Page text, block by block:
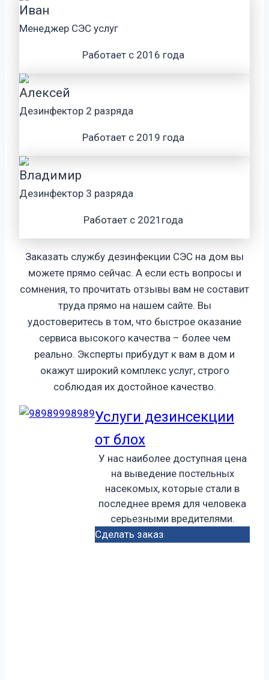
Иван
Менеджер СЭС услуг
Работает с 2016 года
Алексей
Дезинфектор 2 разряда
Работает с 2019 года
Владимир
Дезинфектор 3 разряда
Работает с 2021года
Заказать службу дезинфекции СЭС на дом вы
можете прямо сейчас. А если есть вопросы и
сомнения, то прочитать отзывы вам не составит
труда прямо на нашем сайте. Вы
удостоверитесь в том, что быстрое оказание
сервиса высокого качества – более чем
реально. Эксперты прибудут к вам в дом и
окажут широкий комплекс услуг, строго
соблюдая их достойное качество.
Услуги дезинсекции
от блох
У нас наиболее доступная цена
на выведение постельных
насекомых, которые стали в
последнее время для человека
серьезными вредителями.
Сделать заказ